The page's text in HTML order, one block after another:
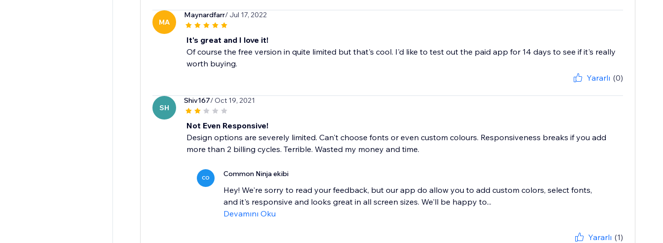
MA
Maynardfarr/ Jul 17, 2022
It's great and I love it!
Of course the free version in quite limited but that's cool. I'd like to test out the paid app for 14 days to see if it's really
worth buying.
Yararlı (0)
SH
Shiv167/ Oct 19, 2021
Not Even Responsive!
Design options are severely limited. Can't choose fonts or even custom colours. Responsiveness breaks if you add
more than 2 billing cycles. Terrible. Wasted my money and time.
CO Common Ninja ekibi
Hey! We're sorry to read your feedback, but our app do allow you to add custom colors, select fonts,
and it's responsive and looks great in all screen sizes. We'll be happy to...
Devamını Oku
Yararlı (1)